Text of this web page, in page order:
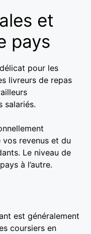
et
pays
pour les
livreurs de repas
salariés.
revenus et du
Le niveau de
à l’autre.
est généralement
coursiers en